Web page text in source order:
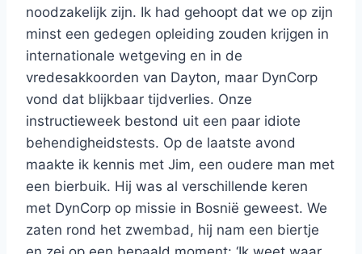
noodzakelijk zijn. Ik had gehoopt dat we op zijn
minst een gedegen opleiding zouden krijgen in
internationale wetgeving en in de
vredesakkoorden van Dayton, maar DynCorp
vond dat blijkbaar tijdverlies. Onze
instructieweek bestond uit een paar idiote
behendigheidstests. Op de laatste avond
maakte ik kennis met Jim, een oudere man met
een bierbuik. Hij was al verschillende keren
met DynCorp op missie in Bosnië geweest. We
zaten rond het zwembad, hij nam een biertje